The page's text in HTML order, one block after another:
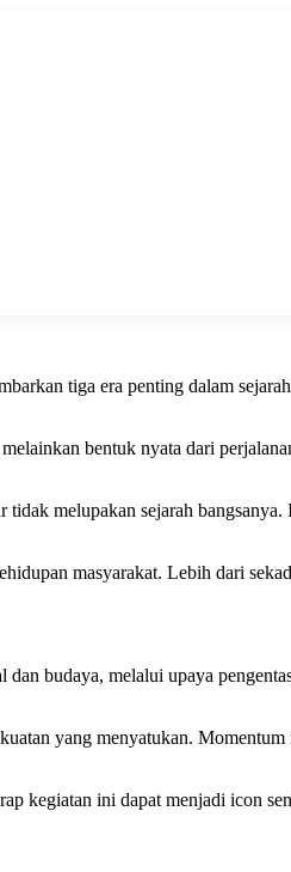
tiga era penting dalam
bentuk nyata dari
melupakan sejarah
masyarakat. Lebih dari
budaya, melalui upaya
yang menyatukan.
kegiatan ini dapat menjadi icon